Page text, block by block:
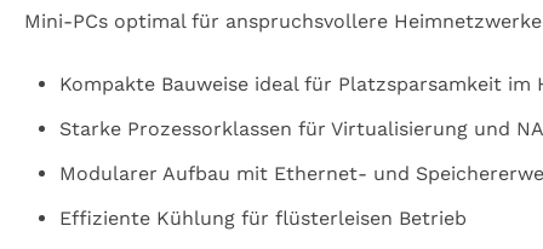
Mini-PCs optimal für anspruchsvollere
Kompakte Bauweise ideal für Platzsparsamkeit im
Starke Prozessorklassen für Virtualisierung und
Modularer Aufbau mit Ethernet- und
Effiziente Kühlung für flüsterleisen Betrieb